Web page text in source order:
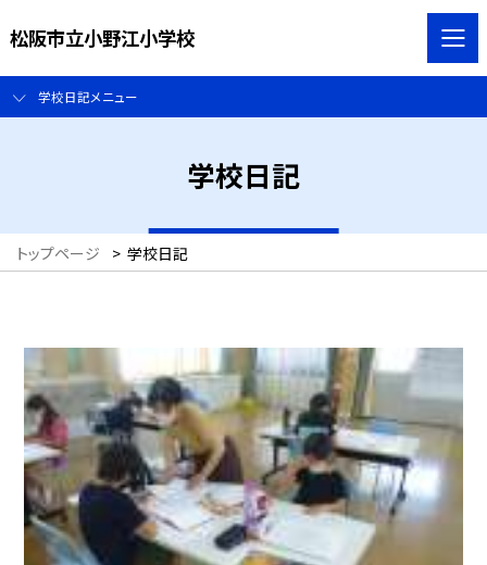
松阪市立小野江小学校
学校日記メニュー
学校日記
トップページ > 学校日記